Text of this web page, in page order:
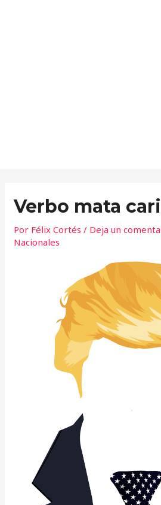
Verbo mata
Por Félix Cortés/ Deja un
Nacionales